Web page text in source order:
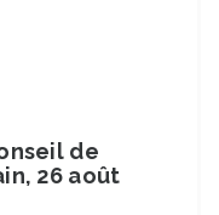
de
26 août